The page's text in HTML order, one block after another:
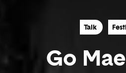
Talk
Go